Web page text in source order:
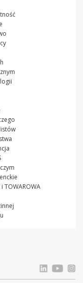
TOWAROWA